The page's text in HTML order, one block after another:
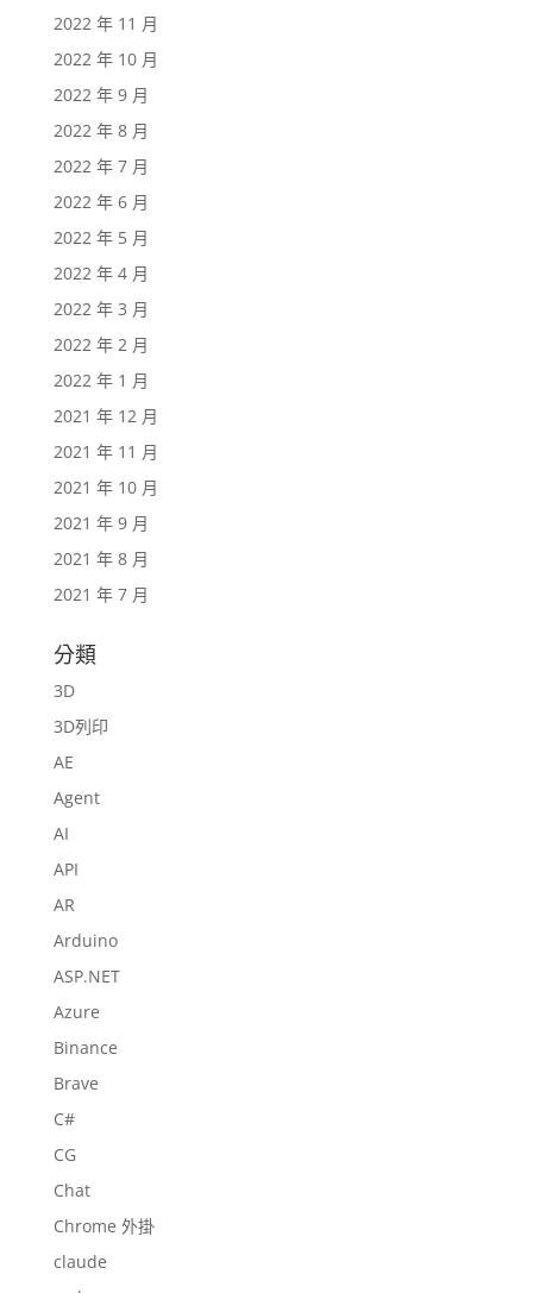
2022 年 11 月
2022 年 10 月
2022 年 9 月
2022 年 8 月
2022 年 7 月
2022 年 6 月
2022 年 5 月
2022 年 4 月
2022 年 3 月
2022 年 2 月
2022 年 1 月
2021 年 12 月
2021 年 11 月
2021 年 10 月
2021 年 9 月
2021 年 8 月
2021 年 7 月
分類
3D
3D列印
AE
Agent
AI
API
AR
Arduino
ASP.NET
Azure
Binance
Brave
C#
CG
Chat
Chrome 外掛
claude